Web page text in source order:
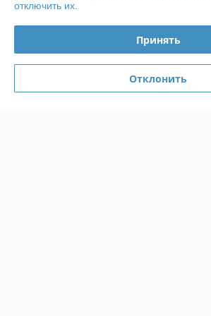
Доставка и оплата
отключить их.
Принять
Отклонить